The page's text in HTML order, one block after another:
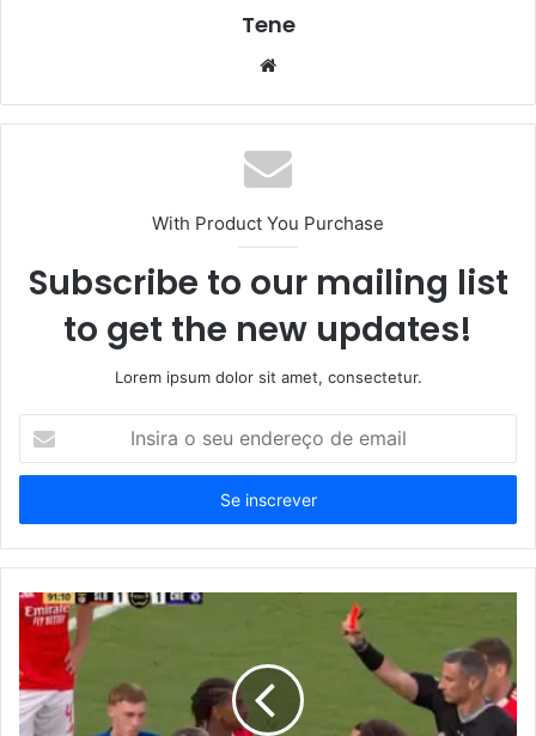
Tene
Website
With Product You Purchase
Subscribe to our mailing list
to get the new updates!
Lorem ipsum dolor sit amet, consectetur.
seu
de
email